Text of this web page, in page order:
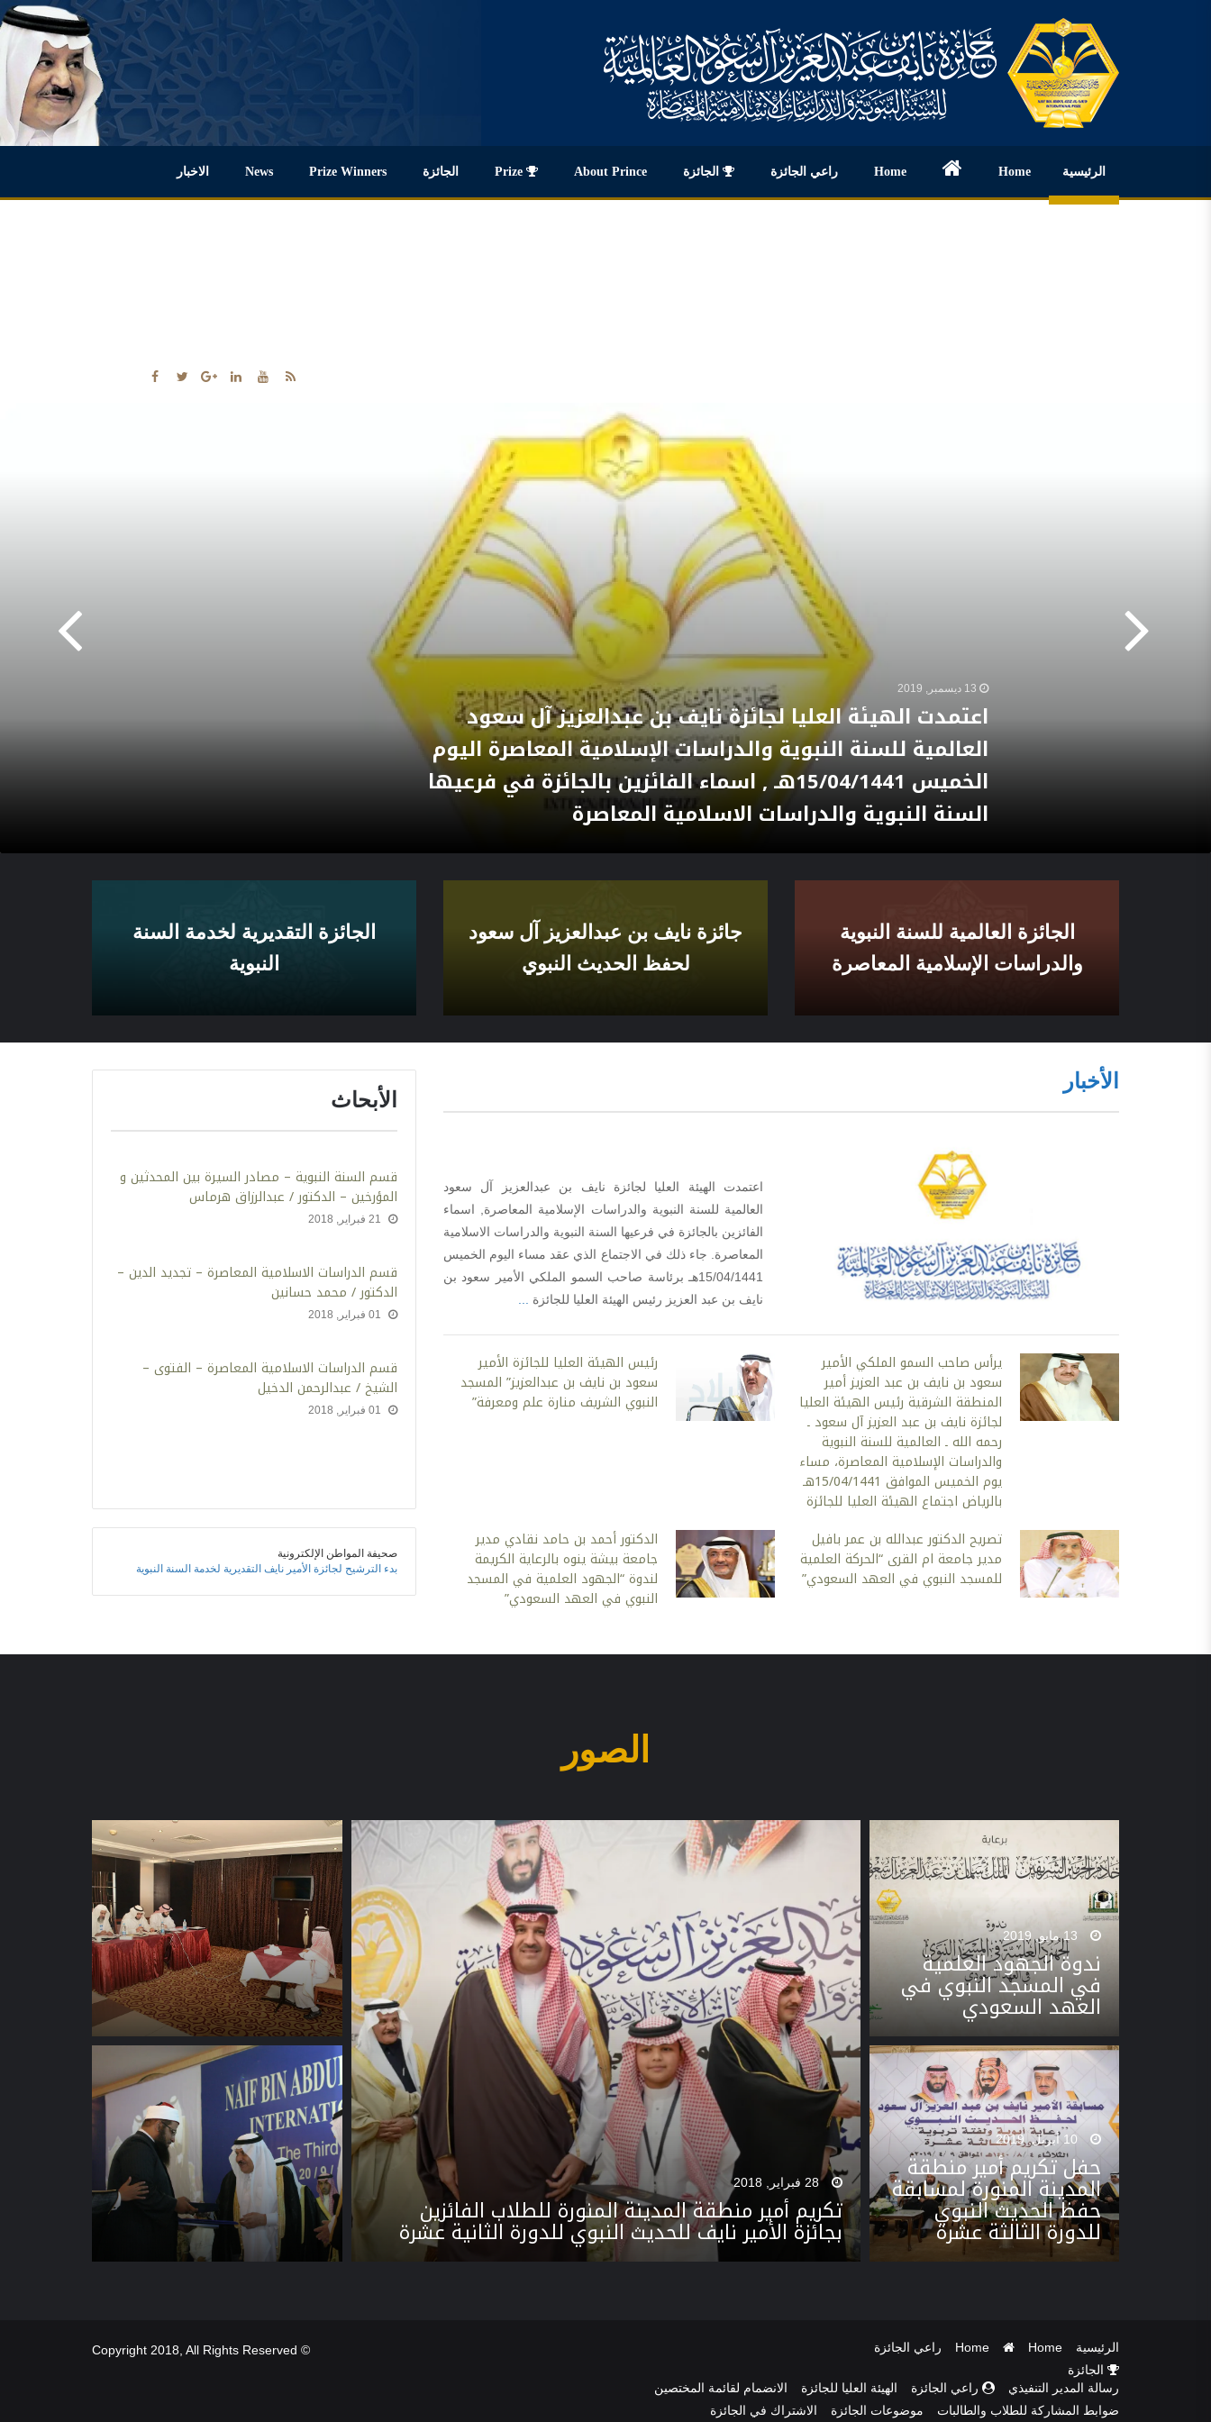
الرئيسية Home
Home راعي الجائزة الجائزة About Prince الجائزة Prize Winners
News الاخبار
13 ديسمبر, 2019
اعتمدت الهيئة العليا لجائزة نايف بن عبدالعزيز آل سعود
العالمية للسنة النبوية والدراسات الإسلامية المعاصرة اليوم
الخميس 15/04/1441هـ , اسماء الفائزين بالجائزة في فرعيها
السنة النبوية والدراسات الاسلامية المعاصرة
الجائزة العالمية للسنة النبوية
والدراسات الإسلامية المعاصرة
جائزة نايف بن عبدالعزيز آل سعود
لحفظ الحديث النبوي
الجائزة التقديرية لخدمة السنة
النبوية
الأخبار
اعتمدت الهيئة العليا لجائزة نايف بن عبدالعزيز آل سعود
العالمية للسنة النبوية والدراسات الإسلامية المعاصرة, اسماء
الفائزين بالجائزة في فرعيها السنة النبوية والدراسات الاسلامية
المعاصرة. جاء ذلك في الاجتماع الذي عقد مساء اليوم الخميس
15/04/1441هـ برئاسة صاحب السمو الملكي الأمير سعود بن
نايف بن عبد العزيز رئيس الهيئة العليا للجائزة
يرأس صاحب السمو الملكي الأمير
سعود بن نايف بن عبد العزيز أمير
المنطقة الشرقية رئيس الهيئة العليا
لجائزة نايف بن عبد العزيز آل سعود ـ
رحمه الله ـ العالمية للسنة النبوية
والدراسات الإسلامية المعاصرة، مساء
يوم الخميس الموافق 15/04/1441هـ
بالرياض اجتماع الهيئة العليا للجائزة
رئيس الهيئة العليا للجائزة الأمير
سعود بن نايف بن عبدالعزيز” المسجد
النبوي الشريف منارة علم ومعرفة”
تصريح الدكتور عبدالله بن عمر بافيل
مدير جامعة ام القرى “الحركة العلمية
للمسجد النبوي في العهد السعودي”
الدكتور أحمد بن حامد نقادي مدير
جامعة بيشة ينوه بالرعاية الكريمة
لندوة “الجهود العلمية في المسجد
النبوي في العهد السعودي”
الأبحاث
قسم السنة النبوية – مصادر السيرة بين المحدثين و
المؤرخين – الدكتور / عبدالرزاق هرماس
‫قسم الدراسات الاسلامية المعاصرة – تجديد الدين –
الدكتور / محمد حسانين
قسم الدراسات الاسلامية المعاصرة – الفتوى –
الشيخ / عبدالرحمن الدخيل
صحيفة المواطن الإلكترونية
بدء الترشيح لجائزة الأمير نايف التقديرية لخدمة السنة النبوية
الصور
ندوة الجهود العلمية
في المسجد النبوي في
العهد السعودي
حفل تكريم أمير منطقة
المدينة المنورة لمسابقة
حفظ الحديث النبوي
للدورة الثالثة عشرة
28 فبراير, 2018
تكريم أمير منطقة المدينة المنورة للطلاب الفائزين
بجائزة الأمير نايف للحديث النبوي للدورة الثانية عشرة
الرئيسية Home
Home
راعي الجائزة
الجائزة
رسالة المدير التنفيذي
راعي الجائزة الهيئة العليا للجائزة
الانضمام لقائمة المختصين
ضوابط المشاركة للطلاب والطالبات
موضوعات الجائزة الاشتراك في الجائزة
© Copyright 2018, All Rights Reserved